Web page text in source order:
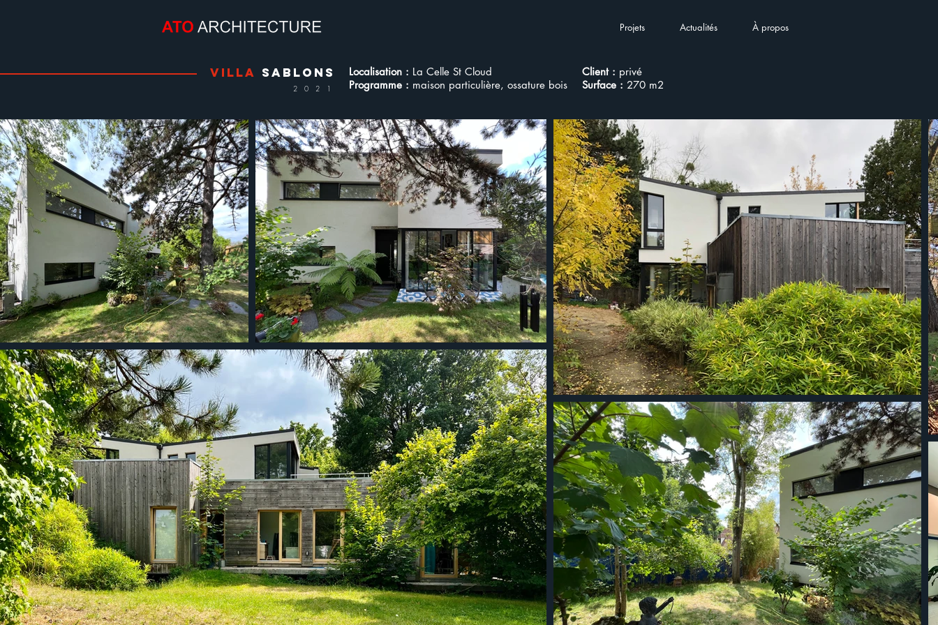
Projets Actualités À propos
Villa SABLONS Localisation : La Celle St Cloud
Programme : maison particulière, ossature bois
2021
Client : privé
Surface : 270 m2